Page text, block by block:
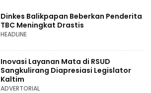
Dinkes Balikpapan Beberkan Penderita
TBC Meningkat Drastis
HEADLINE
Inovasi Layanan Mata di RSUD
Sangkulirang Diapresiasi Legislator
Kaltim
ADVERTORIAL